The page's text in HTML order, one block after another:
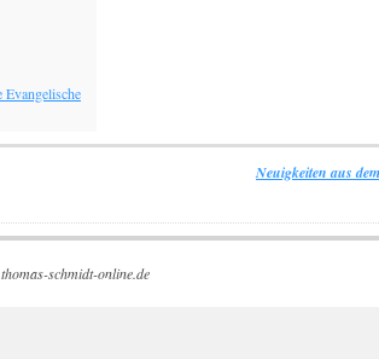
Neuigkeiten aus
thomas-schmidt-online.de